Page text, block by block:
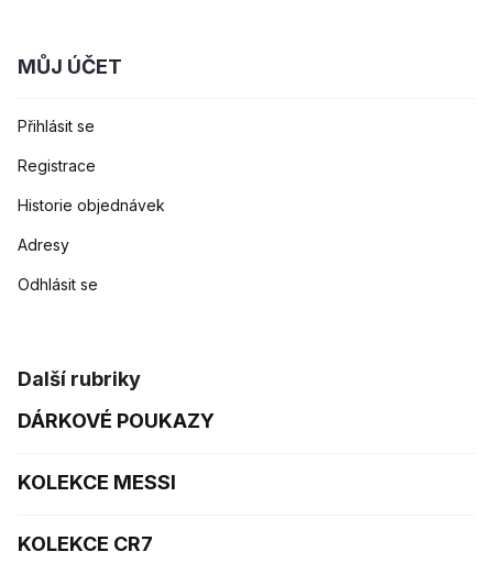
MŮJ ÚČET
Přihlásit se
Registrace
Historie objednávek
Adresy
Odhlásit se
Další rubriky
DÁRKOVÉ POUKAZY
KOLEKCE MESSI
KOLEKCE CR7